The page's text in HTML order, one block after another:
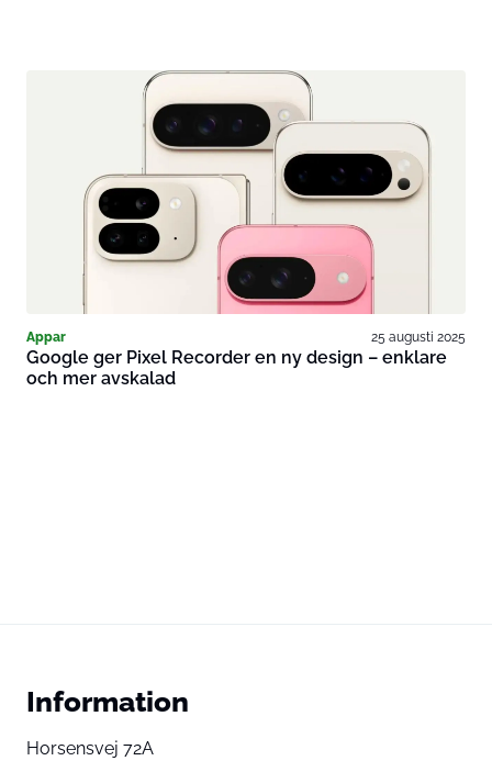
Appar 25 augusti 2025
Google ger Pixel Recorder en ny design – enklare
och mer avskalad
Information
Horsensvej 72A